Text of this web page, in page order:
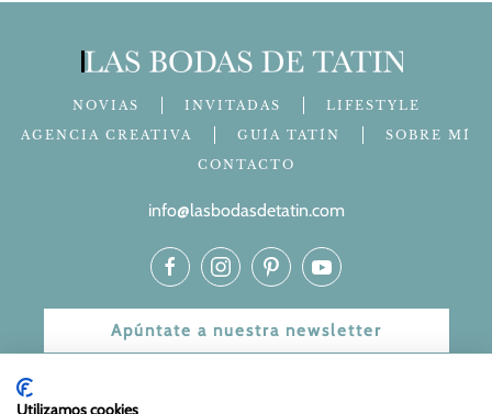
NOVIAS INVITADAS
LIFESTYLE
AGENCIA CREATIVA
GUÍA TATÍN
SOBRE MÍ
CONTACTO
info@lasbodasdetatin.com
Apúntate a nuestra newsletter
Utilizamos cookies